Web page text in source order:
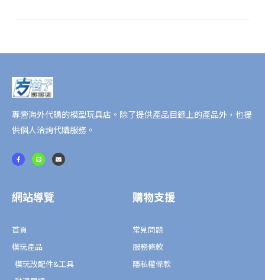
專營海外代購的模型玩具店。除了提供產品目錄上的產品外，也提
供個人洽詢代購服務。
F
a
c
k
-
L
i
n
E
n
v
網站導覽
首頁
模玩產品
模玩改配件&工具
購物支援
常見問題
服務條款
隱私權條款